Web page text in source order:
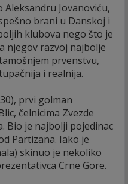
Aleksandru Jovanoviću,
brani u Danskoj i
klubova nego što je
njegov razvoj najbolje
prvenstvu,
i realnija.
prvi golman
čelnicima Zvezde
Bio je najbolji pojedinac
Partizana. Iako je
skinuo je nekoliko
Crne Gore.